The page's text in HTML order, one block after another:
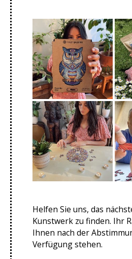
Helfen Sie uns, das
Kunstwerk zu finden. Ihr
Ihnen nach der
Verfügung stehen.